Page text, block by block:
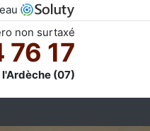
non surtaxé
17
(07)